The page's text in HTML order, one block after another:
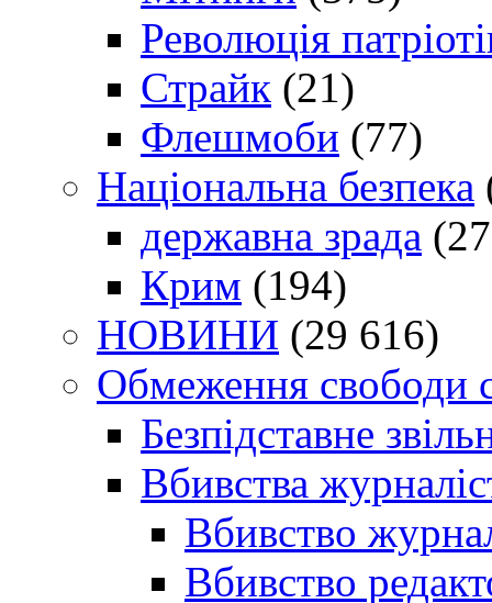
Революція
Страйк (21)
Флешмоби (77)
Національна безпека
державна зрада
Крим (194)
НОВИНИ (29 616)
Обмеження свободи
Безпідставне
Вбивства
Вбивство
Вбивство